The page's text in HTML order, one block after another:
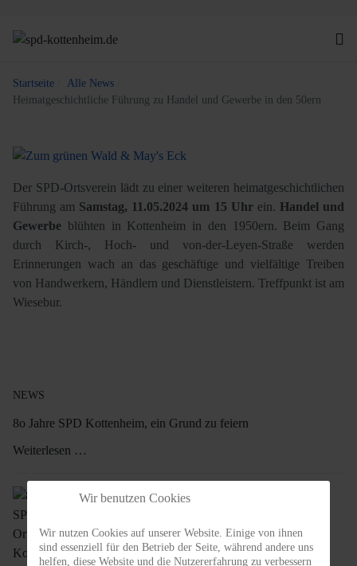
Startseite
Alle News
Heimatgeschichtliche Führung zu Handel und Gewerbe in den 50ern
Der SPD-Ortsverein lädt zu einer weiteren heimatgeschichtlichen
Führung am Samstag, 11.05.2024 um 15 Uhrein. Handel und
Gewerbe blühten in Kottenheim in den 1950ern. Beim Gang
durch Kirch-, Hoch- und von-der-Leyen-Straße werden
Erinnerungen wach an das geschäftige und vielfältige Treiben
von Handwerkern, Händlern und Dienstleistern. Treffpunkt ist am
Wiesebur.
NEWS
8o Jahre SPD Kottenheim, ein Grund zu feiern
Weiterlesen …
80 Jahre SPD-Ortsverein Kottenheim, Katarina
Bürgerempfang anlässlich des Europatages in
Kottenheim
Weiterlesen …
Wir benutzen Cookies
Wir nutzen Cookies auf unserer Website. Einige von ihnen
sind essenziell für den Betrieb der Seite, während andere uns
helfen, diese Website und die Nutzererfahrung zu verbessern